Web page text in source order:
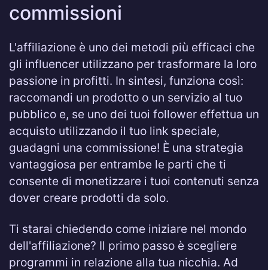
commissioni
L'affiliazione è uno dei metodi più efficaci che
gli influencer utilizzano per trasformare la loro
passione in profitti. In sintesi, funziona così:
raccomandi un prodotto o un servizio al tuo
pubblico e, se uno dei tuoi follower effettua un
acquisto utilizzando il tuo link speciale,
guadagni una commissione! È una strategia
vantaggiosa per entrambe le parti che ti
consente di monetizzare i tuoi contenuti senza
dover creare prodotti da solo.
Ti starai chiedendo come iniziare nel mondo
dell'affiliazione? Il primo passo è scegliere
programmi in relazione alla tua nicchia. Ad